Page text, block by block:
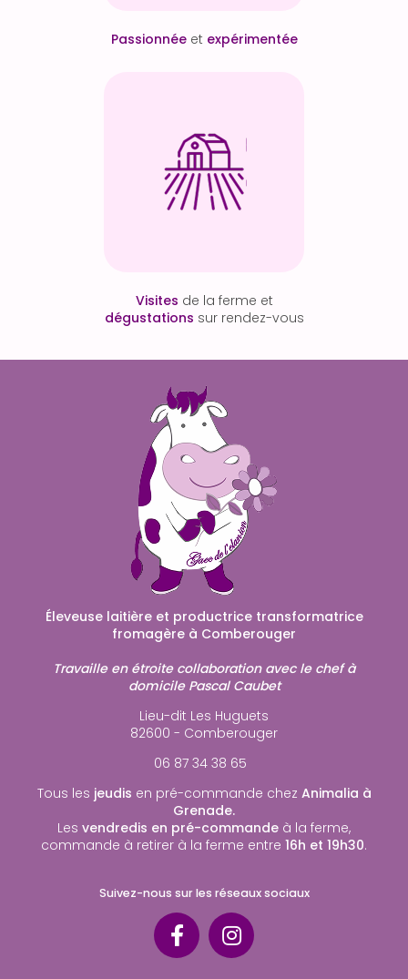
Passionnée et expérimentée
Visites de la ferme et
dégustations sur rendez-vous
Éleveuse laitière et productrice transformatrice
fromagère à Comberouger
Travaille en étroite collaboration avec le chef à
domicile Pascal Caubet
Lieu-dit Les Huguets
82600 - Comberouger
06 87 34 38 65
Tous les jeudis en pré-commande chez Animalia à
Grenade.
Les vendredis en pré-commande à la ferme,
commande à retirer à la ferme entre 16h et 19h30.
Suivez-nous sur les réseaux sociaux